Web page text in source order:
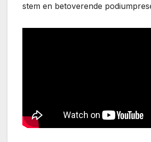
stem en betoverende